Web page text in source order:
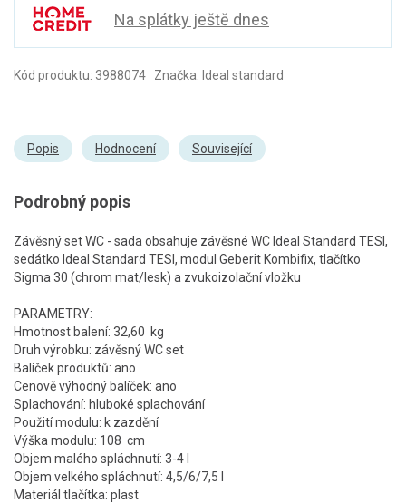
Na splátky ještě dnes
Kód produktu: 3988074 Značka: Ideal standard
Popis Hodnocení Související
Podrobný popis
Závěsný set WC - sada obsahuje závěsné WC Ideal Standard TESI,
sedátko Ideal Standard TESI, modul Geberit Kombifix, tlačítko
Sigma 30 (chrom mat/lesk) a zvukoizolační vložku
PARAMETRY:
Hmotnost balení: 32,60 kg
Druh výrobku: závěsný WC set
Balíček produktů: ano
Cenově výhodný balíček: ano
Splachování: hluboké splachování
Použití modulu: k zazdění
Výška modulu: 108 cm
Objem malého spláchnutí: 3-4 l
Objem velkého spláchnutí: 4,5/6/7,5 l
Materiál tlačítka: plast